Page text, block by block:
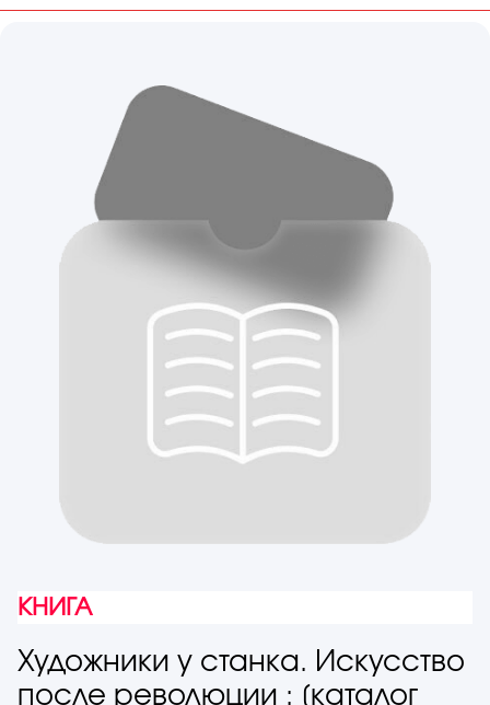
КНИГА
Художники у станка. Искусство
после революции : [каталог